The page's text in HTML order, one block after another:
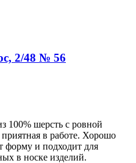
2/48 № 56
100% шерсть с ровной
в работе. Хорошо
форму и подходит для
в носке изделий.